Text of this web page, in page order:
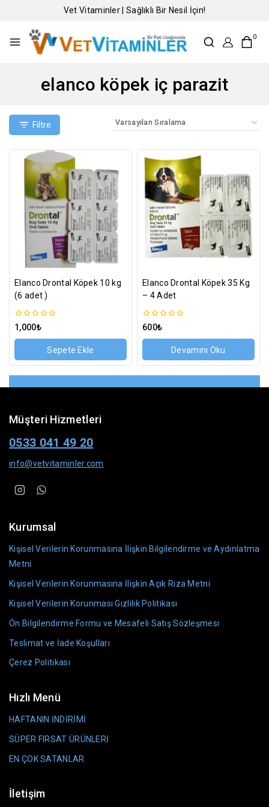
Vet Vitaminler | Sağlıklı Bir Nesil İçin!
0
elanco köpek iç parazit
Filtre
Elanco Drontal Köpek 10 kg
(6 adet )
0
üzerinden
1,000₺
Sepete Ekle
Elanco Drontal Köpek 35 Kg
– 4 Adet
0
üzerinden
600₺
Devamını Oku
Müşteri Hizmetleri
0533 041 49 20
info@vetvitaminler.com
Kurumsal
Kişisel Verilerin Korunmasına İlişkin Bilgilendirme ve Aydınlatma
Metni
Kişisel Verilerin Korunmasına İlişkin Açık Rıza Metni
Kişisel Verilerin Korunması Gizlilik Politikası
Ön Bilgilendirme Formu ve Mesafeli Satış Sözleşmesi
Teslimat ve İade Koşulları
Çerez Politikası
Hızlı Menü
HAFTANIN İNDİRİMİ
SÜPER FIRSAT ÜRÜNLERİ
EN ÇOK SATANLAR
İletişim